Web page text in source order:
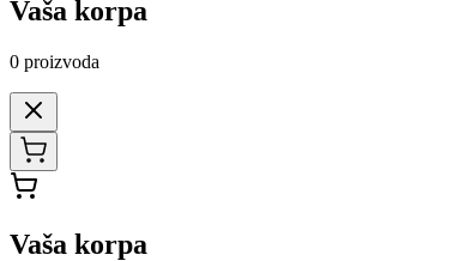
Vaša korpa
0 proizvoda
Vaša korpa